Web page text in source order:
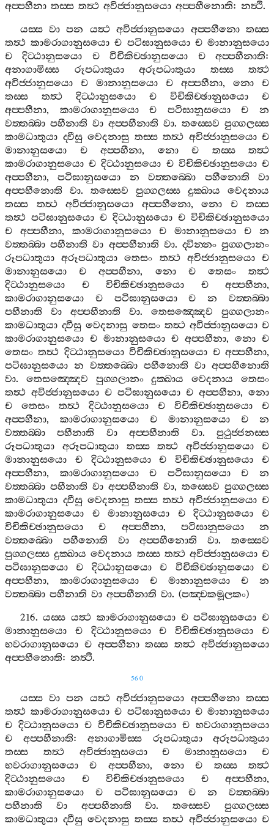
අප‍්පහීනා තස‍්ස තත්‍ථ අවිජ‍්ජානුසයො අප‍්පහීනොති: නත්‍ථි.
යස‍්ස වා පන යත්‍ථ අවිජ‍්ජානුසයො අප‍්පහීනො තස‍්ස
තත්‍ථ කාමරාගානුසයො ච පටිඝානුසයො ච මානානුසයො
ච
දිට‍්ඨානුසයො ච විචිකිච‍්ඡානුසයො ච අප‍්පහීනාති:
අනාගාමිස‍්ස
රූපධාතුයා අරූපධාතුයා තස‍්ස
තත්‍ථ
අවිජ‍්ජානුසයො
ච මානානුසයො ච අප‍්පහීනා, නො
ච
තස‍්ස
තත්‍ථ දිට‍්ඨානුසයො ච විචිකිච‍්ඡානුසයො
ච
අප‍්පහීනා, කාමරාගානුසයො ච පටිඝානුසයො ච
න
වත‍්තබ‍්බා පහීනාති වා අප‍්පහීනාති වා. තස‍්සෙව පුග‍්ගලස‍්ස
කාමධාතුයා ද‍්වීසු වෙදනාසු තස‍්ස තත්‍ථ අවිජ‍්ජානුසයො ච
මානානුසයො
ච අප‍්පහීනා, නො ච තස‍්ස
තත්‍ථ
කාමරාගානුසයො ච දිට‍්ඨානුසයො ච විචිකිච‍්ඡානුසයො ච
අප‍්පහීනා,පටිඝානුසයො න වත‍්තබ‍්බො පහීනොති
වා
අප‍්පහීනොති
වා. තස‍්සෙව පුග‍්ගලස‍්ස දුක‍්ඛාය
වෙදනාය
තස‍්ස
තත්‍ථ අවිජ‍්ජානුසයො අප‍්පහීනො, නො ච
තස‍්ස
තත්‍ථ පටිඝානුසයො ච දිට‍්ඨානුසයො ච විචිකිච‍්ඡානුසයො
ච
අප‍්පහීනා, කාමරාගානුසයො ච මානානුසයො ච
න
වත‍්තබ‍්බා පහීනාති වා අප‍්පහීනාති වා. ද‍්වින‍්නං පුග‍්ගලානං
රූපධාතුයා අරූපධාතුයා තෙසං තත්‍ථ අවිජ‍්ජානුසයො ච
මානානුසයො
ච අප‍්පහීනා, නො ච තෙසං
තත්‍ථ
දිට‍්ඨානුසයො
ච විචිකිච‍්ඡානුසයො ච අප‍්පහීනා,
කාමරාගානුසයො
ච පටිඝානුසයො ච න
වත‍්තබ‍්බා
පහීනාති
වා අප‍්පහීනාති වා. තෙසඤ‍්ඤෙව
පුග‍්ගලානං
කාමධාතුයා ද‍්වීසු වෙදනාසු තෙසං තත්‍ථ අවිජ‍්ජානුසයො ච
කාමරාගානුසයො ච මානානුසයො ච අප‍්පහීනා, නො ච
තෙසං තත්‍ථ දිට‍්ඨානුසයො විචිකිච‍්ඡානුසයො ච අප‍්පහීනා,
පටිඝානුසයො න වත‍්තබ‍්බො පහීනොති වා අප‍්පහීනොති
වා. තෙසඤ‍්ඤෙව පුග‍්ගලානං දුක‍්ඛාය වෙදනාය
තෙසං
තත්‍ථ අවිජ‍්ජානුසයො ච පටිඝානුසයො ච අප‍්පහීනා, නො
ච
තෙසං තත්‍ථ දිට‍්ඨානුසයො ච විචිකිච‍්ඡානුසයො
ච
අප‍්පහීනා, කාමරාගානුසයො ච මානානුසයො ච
න
වත‍්තබ‍්බා
පහීනාති වා අප‍්පහීනාති වා.පුථුජ‍්ජනස‍්ස
රූපධාතුයා
අරූපධාතුයා තස‍්ස තත්‍ථ අවිජ‍්ජානුසයො
ච
මානානුසයො
ච දිට‍්ඨානුසයො ච විචිකිච‍්ඡානුසයො
ච
අප‍්පහීනා, කාමරාගානුසයො ච පටිඝානුසයො ච
න
වත‍්තබ‍්බා පහීනාති වා අප‍්පහීනාති වා, තස‍්සෙව පුග‍්ගලස‍්ස
කාමධාතුයා ද‍්වීසු වෙදනාසු තස‍්ස තත්‍ථ අවිජ‍්ජානුසයො ච
කාමරාගානුසයො
ච මානානුසයො ච දිට‍්ඨානුසයො
ච
විචිකිච‍්ඡානුසයො
ච අප‍්පහීනා, පටිඝානුසයො
න
වත‍්තබ‍්බො
පහීනොති වා අප‍්පහීනොති වා. තස‍්සෙව
පුග‍්ගලස‍්ස දුක‍්ඛාය වෙදනාය තස‍්ස තත්‍ථ අවිජ‍්ජානුසයො ච
පටිඝානුසයො
ච දිට‍්ඨානුසයො ච විචිකිච‍්ඡානුසයො
ච
අප‍්පහීනා, කාමරාගානුසයො ච මානානුසයො ච
න
වත‍්තබ‍්බා පහීනාති වා අප‍්පහීනාති වා. (පඤ‍්චකමූලකං)
216.යස‍්ස යත්‍ථ කාමරාගානුසයො ච පටිඝානුසයො ච
මානානුසයො
ච දිට‍්ඨානුසයො ච විචිකිච‍්ඡානුසයො
ච
භවරාගානුසයො ච අප‍්පහීනා තස‍්ස තත්‍ථ අවිජ‍්ජානුසයො
අප‍්පහීනොති: නත්‍ථි.
560
යස‍්ස වා පන යත්‍ථ අවිජ‍්ජානුසයො අප‍්පහීනො තස‍්ස
තත්‍ථ කාමරාගානුසයො ච පටිඝානුසයො ච මානානුසයො
ච දිට‍්ඨානුසයො ච විචිකිච‍්ඡානුසයො ච භවරාගානුසයො
ච
අප‍්පහීනාති: අනාගාමිස‍්ස රූපධාතුයා
අරූපධාතුයා
තස‍්ස
තත්‍ථ අවිජ‍්ජානුසයො ච මානානුසයො
ච
භවරාගානුසයො
ච අප‍්පහීනා,නො ච තස‍්ස
තත්‍ථ
දිට‍්ඨානුසයො
ච විචිකිච‍්ඡානුසයො ච අප‍්පහීනා,
කාමරාගානුසයො
ච පටිඝානුසයො ච න
වත‍්තබ‍්බා
පහීනාති
වා අප‍්පහීනාති වා.තස‍්සෙව
පුග‍්ගලස‍්ස
කාමධාතුයා ද‍්වීසු වෙදනාසු තස‍්ස තත්‍ථ අවිජ‍්ජානුසයො ච